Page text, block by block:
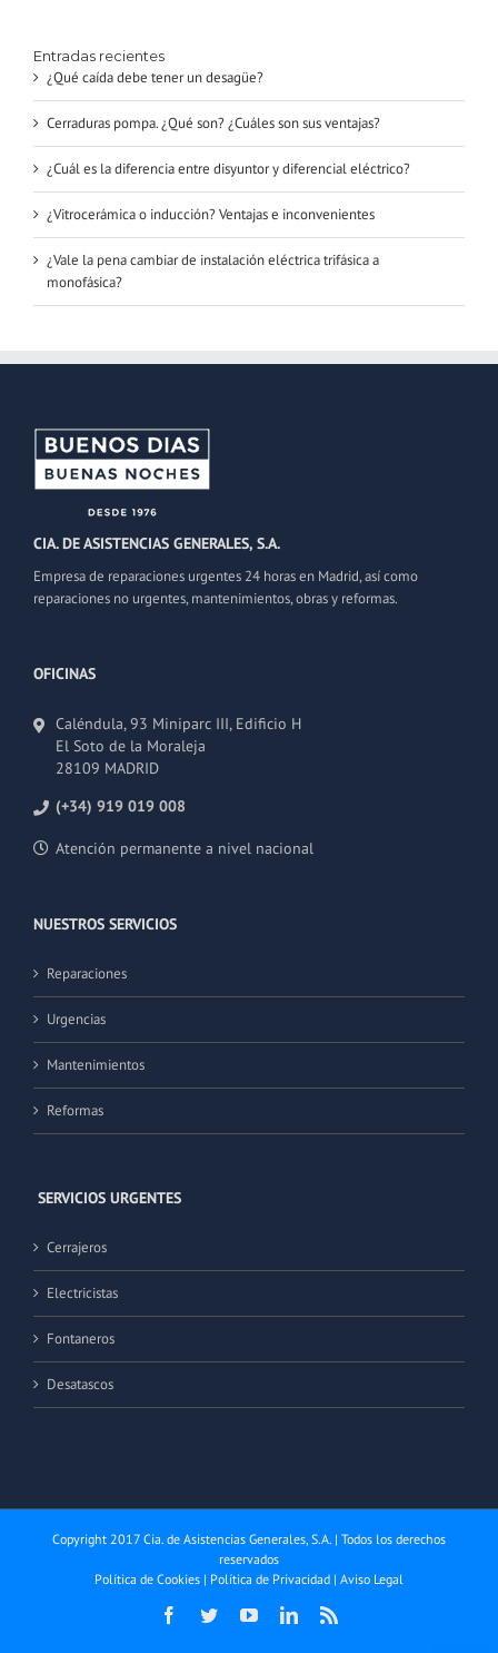
Entradas recientes
¿Qué caída debe tener un desagüe?
Cerraduras pompa. ¿Qué son? ¿Cuáles son sus ventajas?
¿Cuál es la diferencia entre disyuntor y diferencial eléctrico?
¿Vitrocerámica o inducción? Ventajas e inconvenientes
¿Vale la pena cambiar de instalación eléctrica trifásica a
monofásica?
CIA. DE ASISTENCIAS GENERALES, S.A.
Empresa de reparaciones urgentes 24 horas en Madrid, así como
reparaciones no urgentes, mantenimientos, obras y reformas.
OFICINAS
Caléndula, 93 Miniparc III, Edificio H
El Soto de la Moraleja
28109 MADRID
(+34) 919 019 008
Atención permanente a nivel nacional
NUESTROS SERVICIOS
Reparaciones
Urgencias
Mantenimientos
Reformas
SERVICIOS URGENTES
Cerrajeros
Electricistas
Fontaneros
Desatascos
Copyright 2017 Cia. de Asistencias Generales, S.A. | Todos los derechos
reservados
Política de Cookies | Política de Privacidad | Aviso Legal
Facebook
TwitterYouTubeLinkedIn
Rss